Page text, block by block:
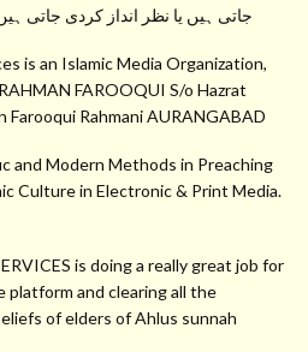
جاتی ہیں یا نظر انداز کردی جاتی
is an Islamic Media Organization,
FAROOQUI S/o Hazrat
Farooqui Rahmani AURANGABAD
and Modern Methods in Preaching
Culture in Electronic & Print Media.
is doing a really great job for
platform and clearing all the
of elders of Ahlus sunnah